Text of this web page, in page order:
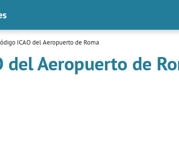
ICAO del Aeropuerto de Roma
del Aeropuerto de